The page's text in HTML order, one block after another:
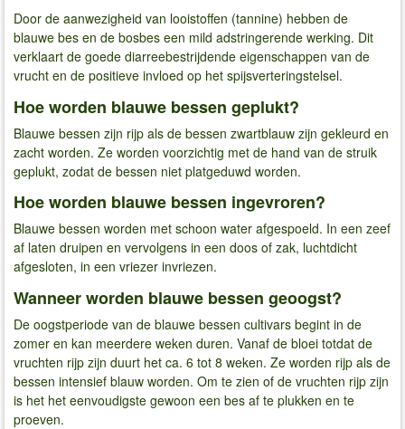
Door de aanwezigheid van looistoffen (tannine) hebben de
blauwe bes en de bosbes een mild adstringerende werking. Dit
verklaart de goede diarreebestrijdende eigenschappen van de
vrucht en de positieve invloed op het spijsverteringstelsel.
Hoe worden blauwe bessen geplukt?
Blauwe bessen zijn rijp als de bessen zwartblauw zijn gekleurd en
zacht worden. Ze worden voorzichtig met de hand van de struik
geplukt, zodat de bessen niet platgeduwd worden.
Hoe worden blauwe bessen ingevroren?
Blauwe bessen worden met schoon water afgespoeld. In een zeef
af laten druipen en vervolgens in een doos of zak, luchtdicht
afgesloten, in een vriezer invriezen.
Wanneer worden blauwe bessen geoogst?
De oogstperiode van de blauwe bessen cultivars begint in de
zomer en kan meerdere weken duren. Vanaf de bloei totdat de
vruchten rijp zijn duurt het ca. 6 tot 8 weken. Ze worden rijp als de
bessen intensief blauw worden. Om te zien of de vruchten rijp zijn
is het het eenvoudigste gewoon een bes af te plukken en te
proeven.